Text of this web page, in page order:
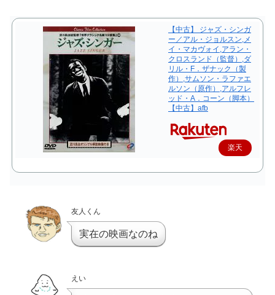
【中古】 ジャズ・シンガ
ー／アル・ジョルスン,メ
イ・マカヴォイ,アラン・
クロスランド（監督）,ダ
リル・F．ザナック（製
作）,サムソン・ラファエ
ルソン（原作）,アルフレ
ッド・A．コーン（脚本）
【中古】afb
楽天
友人くん
実在の映画なのね
えい